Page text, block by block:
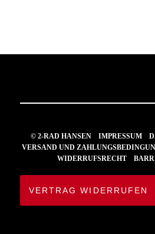
© 2-RAD HANSENIMPRESSUM
VERSAND UND
WIDERRUFSRECHT
VERTRAG WIDERRUFEN